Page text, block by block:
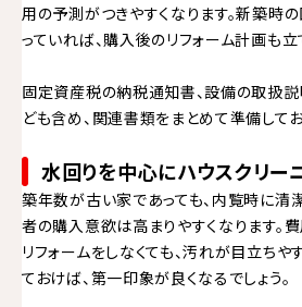
用の予測がつきやすくなります。新築時
っていれば、購入後のリフォーム計画も立
固定資産税の納税通知書、設備の取扱
ども含め、関連書類をまとめて準備してお
水回りを中心にハウスクリー
築年数が古い家であっても、内覧時に清
者の購入意欲は高まりやすくなります。
リフォームをしなくても、汚れが目立ち
ておけば、第一印象が良くなるでしょう。